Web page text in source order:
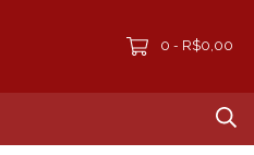
0 - R$0,00